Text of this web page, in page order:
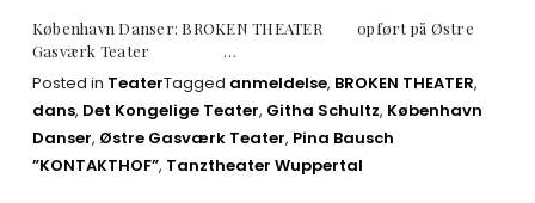
København Danser: BROKEN THEATER opført på Østre
Gasværk Teater …
Posted in TeaterTagged anmeldelse, BROKEN THEATER,
dans, Det Kongelige Teater, Githa Schultz, København
Danser, Østre Gasværk Teater, Pina Bausch
”KONTAKTHOF”, Tanztheater Wuppertal